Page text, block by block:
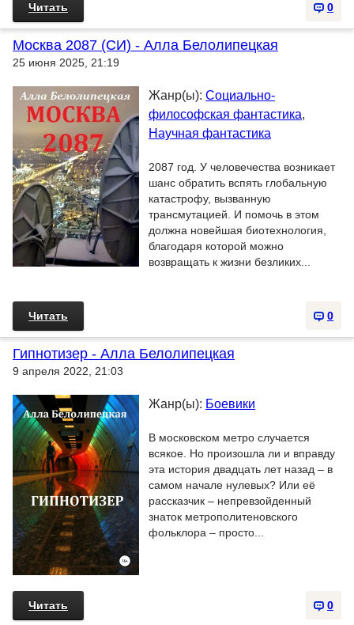
0
Читать
Москва 2087 (СИ) - Алла Белолипецкая
25 июня 2025, 21:19
Жанр(ы): Социально-
философская фантастика,
Научная фантастика
2087 год. У человечества возникает
шанс обратить вспять глобальную
катастрофу, вызванную
трансмутацией. И помочь в этом
должна новейшая биотехнология,
благодаря которой можно
возвращать к жизни безликих...
0
Читать
Гипнотизер - Алла Белолипецкая
9 апреля 2022, 21:03
Жанр(ы): Боевики
В московском метро случается
всякое. Но произошла ли и вправду
эта история двадцать лет назад – в
самом начале нулевых? Или её
рассказчик – непревзойденный
знаток метрополитеновского
фольклора – просто...
0
Читать